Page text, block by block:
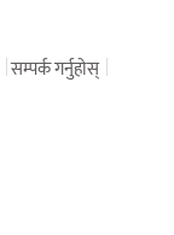
सम्पर्क गर्नुहोस्